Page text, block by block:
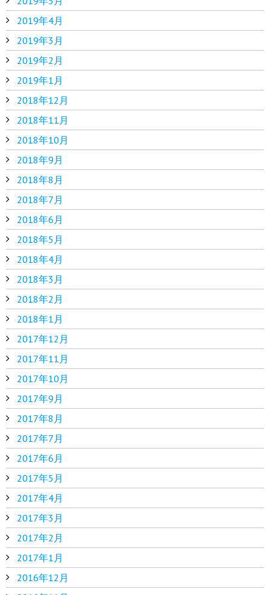
2019年4月
2019年3月
2019年2月
2019年1月
2018年12月
2018年11月
2018年10月
2018年9月
2018年8月
2018年7月
2018年6月
2018年5月
2018年4月
2018年3月
2018年2月
2018年1月
2017年12月
2017年11月
2017年10月
2017年9月
2017年8月
2017年7月
2017年6月
2017年5月
2017年4月
2017年3月
2017年2月
2017年1月
2016年12月